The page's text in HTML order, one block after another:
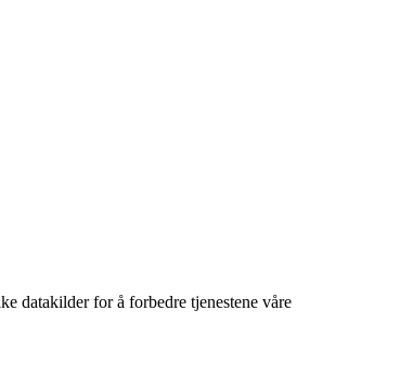
datakilder for å forbedre tjenestene våre